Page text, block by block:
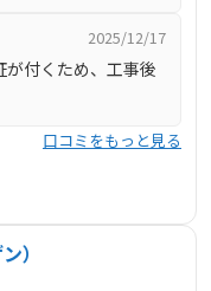
関するお悩みやご相
軽にお問い合わせ
2025/12/17
が付くため、工事後
口コミをもっと見る
）